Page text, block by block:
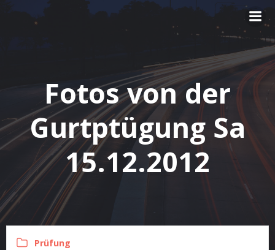
Zum
springen
Fotos von der
Gurtptügung Sa
15.12.2012
Prüfung